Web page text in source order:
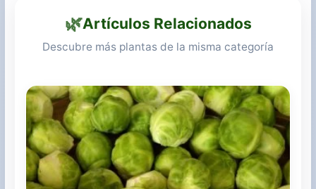
🌿Artículos Relacionados
Descubre más plantas de la misma categoría